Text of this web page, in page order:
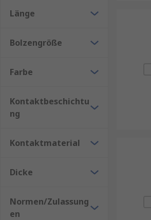
Länge
Bolzengröße
Farbe
Kontaktbeschichtu
ng
Kontaktmaterial
Dicke
Normen/Zulassung
en